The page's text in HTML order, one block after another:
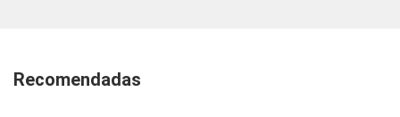
Recomendadas